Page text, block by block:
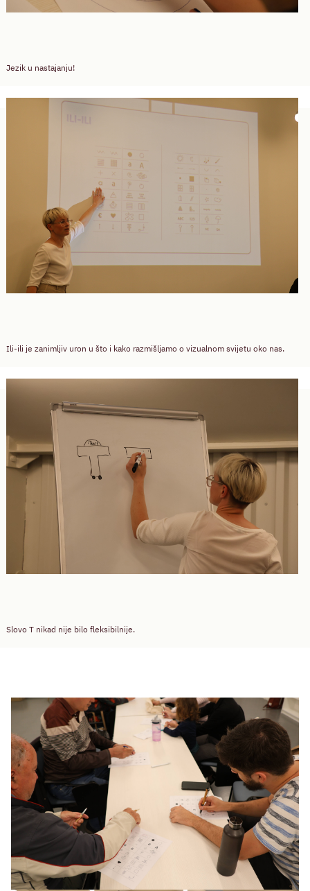
Jezik u nastajanju!
Ili-ili je zanimljiv uron u što i kako razmišljamo o vizualnom svijetu oko nas.
Slovo T nikad nije bilo fleksibilnije.